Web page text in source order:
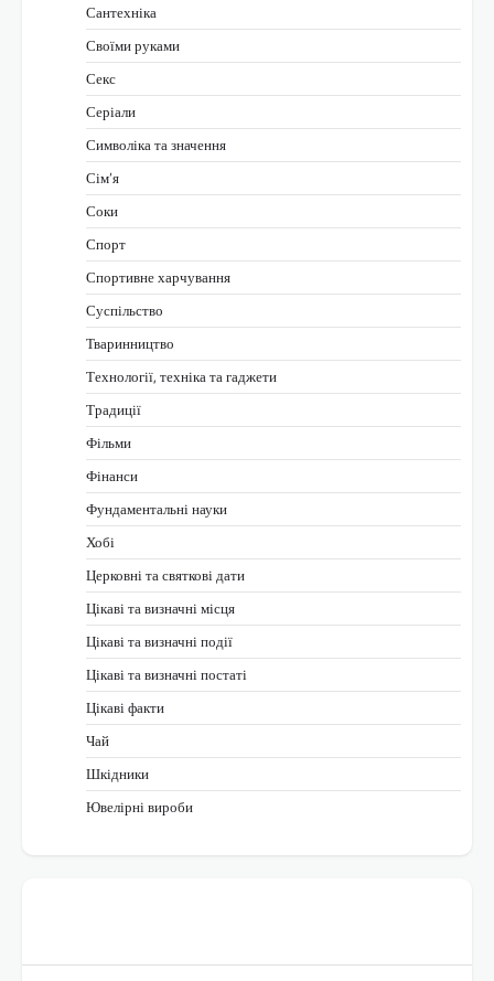
Сантехніка
Своїми руками
Секс
Серіали
Символіка та значення
Сім’я
Соки
Спорт
Спортивне харчування
Суспільство
Тваринництво
Технології, техніка та гаджети
Традиції
Фільми
Фінанси
Фундаментальні науки
Хобі
Церковні та святкові дати
Цікаві та визначні місця
Цікаві та визначні події
Цікаві та визначні постаті
Цікаві факти
Чай
Шкідники
Ювелірні вироби